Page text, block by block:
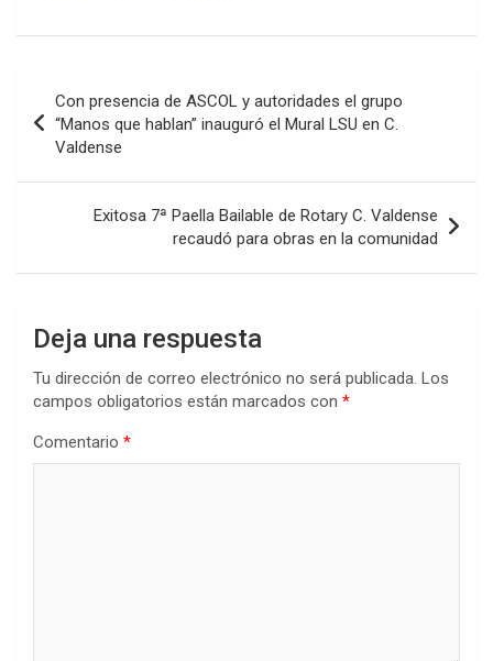
ce
o
o
k
tt at
A
p
ke
n
m
ar
de
entradas
Con presencia de ASCOL y autoridades el grupo
“Manos que hablan” inauguró el Mural LSU en C.
Valdense
Exitosa 7ª Paella Bailable de Rotary C. Valdense
recaudó para obras en la comunidad
Deja una respuesta
Tu dirección de correo electrónico no será publicada. Los
campos obligatorios están marcados con *
Comentario *